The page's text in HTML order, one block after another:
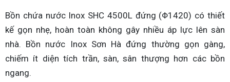
Bồn chứa nước Inox SHC 4500L đứng (Φ1420) có thiết
kế gọn nhẹ, hoàn toàn không gây nhiều áp lực lên sàn
nhà. Bồn nước Inox Sơn Hà đứng thường gọn gàng,
chiếm ít diện tích trần, sàn, sân thượng hơn các bồn
ngang.